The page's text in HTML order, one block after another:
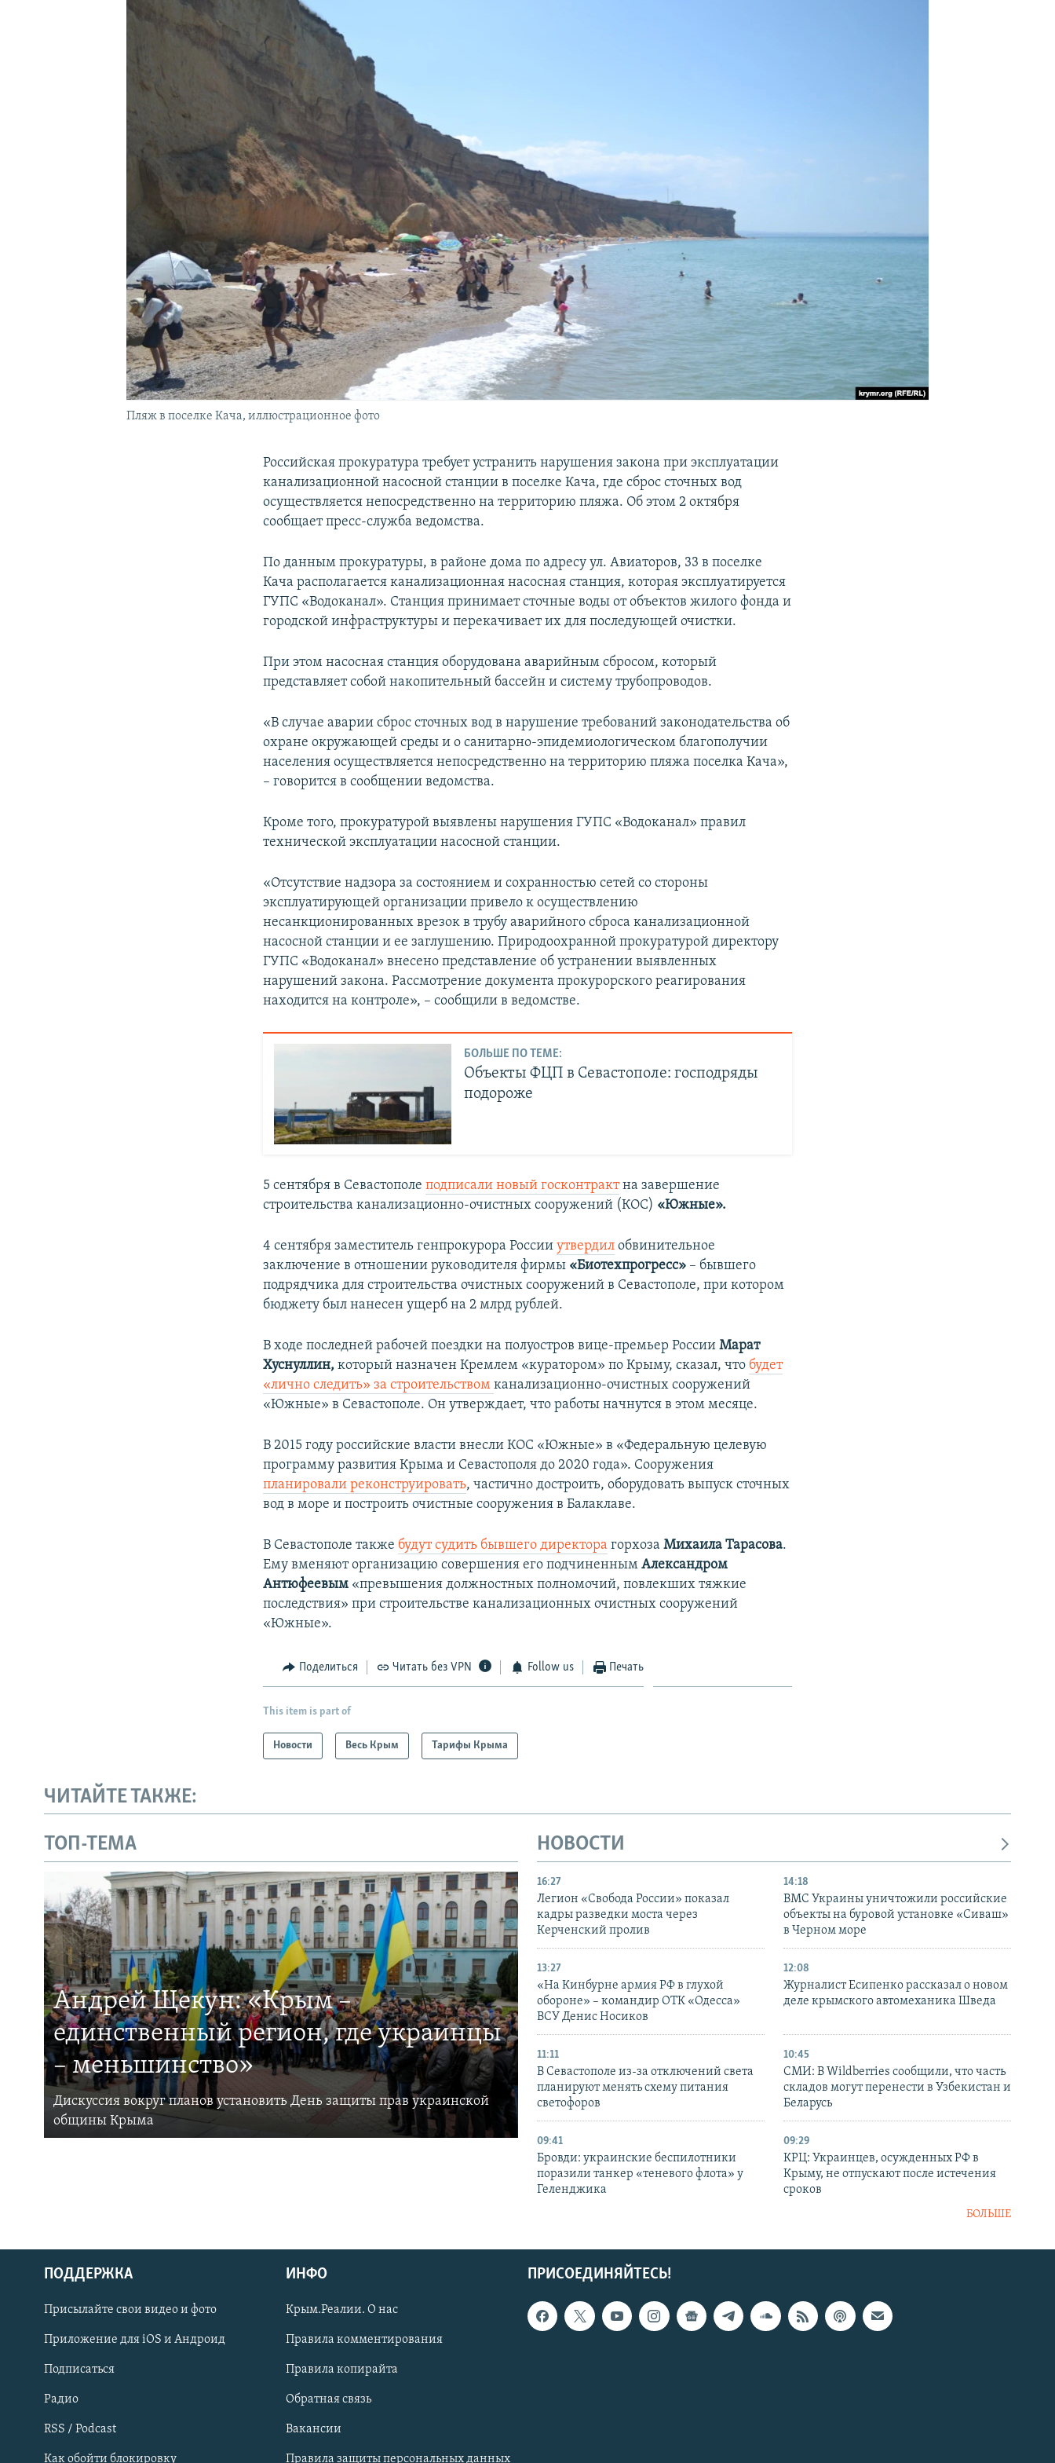
УКРАИНСКАЯ ПРОБЛЕМА КРЫМА
Українською
Qırımtatar
ПРИСОЕДИНЯЙТЕСЬ!
Пляж в поселке Кача, иллюстрационное фото
Российская прокуратура требует устранить нарушения закона при эксплуатации
канализационной насосной станции в поселке Кача, где сброс сточных вод
осуществляется непосредственно на территорию пляжа. Об этом 2 октября
сообщает пресс-служба ведомства.
По данным прокуратуры, в районе дома по адресу ул. Авиаторов, 33 в поселке
Кача располагается канализационная насосная станция, которая эксплуатируется
ГУПС «Водоканал». Станция принимает сточные воды от объектов жилого фонда и
городской инфраструктуры и перекачивает их для последующей очистки.
При этом насосная станция оборудована аварийным сбросом, который
представляет собой накопительный бассейн и систему трубопроводов.
«В случае аварии сброс сточных вод в нарушение требований законодательства об
охране окружающей среды и о санитарно-эпидемиологическом благополучии
населения осуществляется непосредственно на территорию пляжа поселка Кача»,
– говорится в сообщении ведомства.
Кроме того, прокуратурой выявлены нарушения ГУПС «Водоканал» правил
технической эксплуатации насосной станции.
«Отсутствие надзора за состоянием и сохранностью сетей со стороны
эксплуатирующей организации привело к осуществлению
несанкционированных врезок в трубу аварийного сброса канализационной
насосной станции и ее заглушению. Природоохранной прокуратурой директору
ГУПС «Водоканал» внесено представление об устранении выявленных
нарушений закона. Рассмотрение документа прокурорского реагирования
находится на контроле», – сообщили в ведомстве.
БОЛЬШЕ ПО ТЕМЕ:
Объекты ФЦП в Севастополе: господряды
подороже
5 сентября в Севастополеподписали новый госконтрактна завершение
строительства канализационно-очистных сооружений (КОС) «Южные».
4 сентября заместитель генпрокурора Россииутвердил обвинительное
заключение в отношении руководителя фирмы «Биотехпрогресс» – бывшего
подрядчика для строительства очистных сооружений в Севастополе, при котором
бюджету был нанесен ущерб на 2 млрд рублей.
В ходе последней рабочей поездки на полуостров вице-премьер РоссииМарат
Хуснуллин, который назначен Кремлем «куратором» по Крыму, сказал, что будет
«лично следить» за строительствомканализационно-очистных сооружений
«Южные» в Севастополе. Он утверждает, что работы начнутся в этом месяце.
В 2015 году российские власти внесли КОС «Южные» в «Федеральную целевую
программу развития Крыма и Севастополя до 2020 года». Сооружения
планировали реконструировать, частично достроить, оборудовать выпуск сточных
вод в море и построить очистные сооружения в Балаклаве.
В Севастополе также будут судить бывшего директора горхозаМихаила Тарасова.
Ему вменяют организацию совершения его подчиненнымАлександром
Антюфеевым «превышения должностных полномочий, повлекших тяжкие
последствия» при строительстве канализационных очистных сооружений
«Южные».
Поделиться Читать без VPN Follow us Печать
This item is part of
Новости Весь Крым Тарифы Крыма
ЧИТАЙТЕ ТАКЖЕ:
ТОП-ТЕМА
Андрей Щекун: «Крым –
единственный регион, где украинцы
– меньшинство»
Дискуссия вокруг планов установить День защиты прав украинской
общины Крыма
НОВОСТИ
16:27
Легион «Свобода России» показал
кадры разведки моста через
Керченский пролив
14:18
ВМС Украины уничтожили российские
объекты на буровой установке «Сиваш»
в Черном море
13:27
«На Кинбурне армия РФ в глухой
обороне» – командир ОТК «Одесса»
ВСУ Денис Носиков
12:08
Журналист Есипенко рассказал о новом
деле крымского автомеханика Шведа
11:11
В Севастополе из-за отключений света
планируют менять схему питания
светофоров
10:45
СМИ: В Wildberries сообщили, что часть
складов могут перенести в Узбекистан и
Беларусь
09:41
Бровди: украинские беспилотники
поразили танкер «теневого флота» у
Геленджика
09:29
КРЦ: Украинцев, осужденных РФ в
Крыму, не отпускают после истечения
сроков
БОЛЬШЕ
ПРИСОЕДИНЯЙТЕСЬ!
ПОДДЕРЖКА
Присылайте свои видео и фото
Приложение для iOS и Андроид
Подписаться
Радио
RSS / Podcast
Как обойти блокировку
ИНФО
Крым.Реалии. О нас
Правила комментирования
Правила копирайта
Обратная связь
Вакансии
Правила защиты персональных данных